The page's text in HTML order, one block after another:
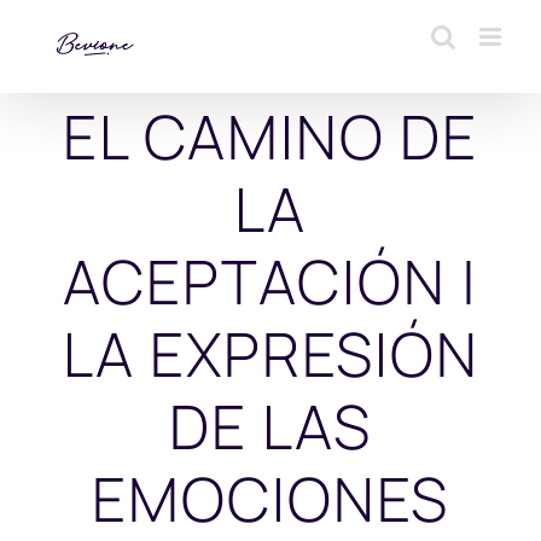
EL CAMINO DE
LA
ACEPTACIÓN |
LA EXPRESIÓN
DE LAS
EMOCIONES